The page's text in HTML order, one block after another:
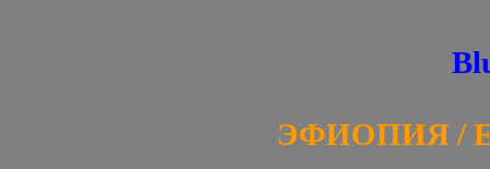
ЭФИОПИЯ /